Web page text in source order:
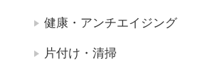
健康・アンチエイジング
片付け・清掃